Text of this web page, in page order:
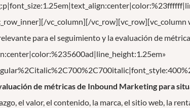
vc_column][/
para el seguimiento y la evaluación de
de métricas de Inbound Marketing para
el valor, el contenido, la marca, el sitio web, la